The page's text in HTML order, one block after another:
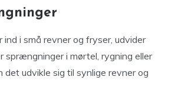
i små revner og fryser, udvider
sprængninger i mørtel, rygning eller
det udvikle sig til synlige revner og